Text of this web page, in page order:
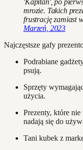
'Kapitan', po
mrozie. Takich
frustrację zamiast
Marzeń, 2023
Najczęstsze gafy
Podrabiane
psują.
Sprzęty
użycia.
Prezenty, które
nadają się do
Tani kubek z